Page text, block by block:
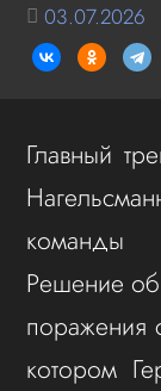
03.07.2026
Главный
команды
Решение
поражения
котором